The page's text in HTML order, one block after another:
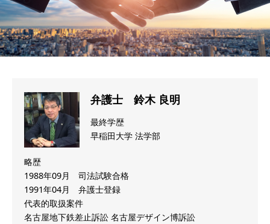
弁護士 鈴木 良明
最終学歴
早稲田大学 法学部
略歴
1988年09月 司法試験合格
1991年04月 弁護士登録
代表的取扱案件
名古屋地下鉄差止訴訟 名古屋デザイン博訴訟